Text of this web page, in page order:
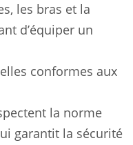
les bras et la
d’équiper un
conformes aux
la norme
garantit la sécurité